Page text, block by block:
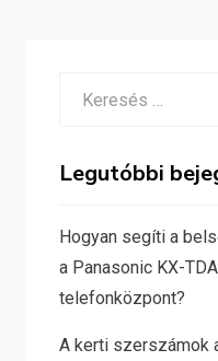
Legutóbbi
Hogyan segíti a
a Panasonic KX-
telefonközpont?
A kerti szerszámok